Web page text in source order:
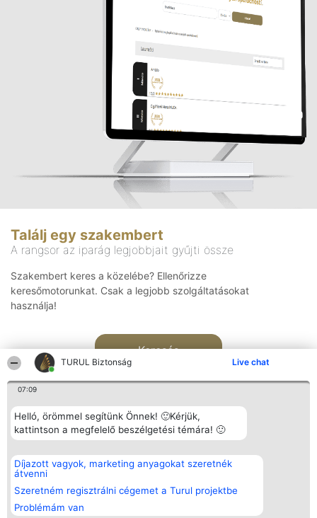
TURUL Biztonság Live chat
07:09
Helló, örömmel segítünk Önnek! 🙂Kérjük,
kattintson a megfelelő beszélgetési témára! 🙂
Díjazott vagyok, marketing anyagokat szeretnék
átvenni
Szeretném regisztrálni cégemet a Turul projektbe
Problémám van
Találj egy szakembert
A rangsor az iparág legjobbjait gyűjti össze
Szakembert keres a közelébe? Ellenőrizze
keresőmotorunkat. Csak a legjobb szolgáltatásokat
használja!
Keresés
Rangsorszervező
SC Beautiful Company S.R.L.
Bulevardul Aleea Timișul De
Sus Nr. 2, Bl. A30, Sc. A, Et.
4, Ap. 13
Bukarest 53-238
Népszavazás
Nyertesek
listája
Elérhetőség
Elérhetőség